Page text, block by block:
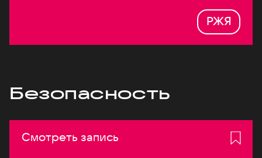
РЖЯ
Безопасность
Смотреть запись